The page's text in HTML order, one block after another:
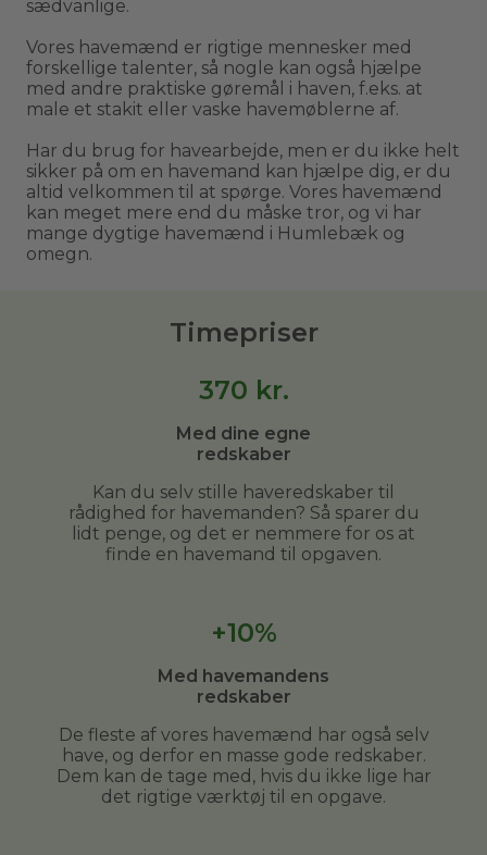
sædvanlige.
Vores havemænd er rigtige mennesker med
forskellige talenter, så nogle kan også hjælpe
med andre praktiske gøremål i haven, f.eks. at
male et stakit eller vaske havemøblerne af.
Har du brug for havearbejde, men er du ikke helt
sikker på om en havemand kan hjælpe dig, er du
altid velkommen til at spørge. Vores havemænd
kan meget mere end du måske tror, og vi har
mange dygtige havemænd i Humlebæk og
omegn.
Timepriser
370 kr.
Med dine egne
redskaber
Kan du selv stille haveredskaber til
rådighed for havemanden? Så sparer du
lidt penge, og det er nemmere for os at
finde en havemand til opgaven.
+10%
Med havemandens
redskaber
De fleste af vores havemænd har også selv
have, og derfor en masse gode redskaber.
Dem kan de tage med, hvis du ikke lige har
det rigtige værktøj til en opgave.